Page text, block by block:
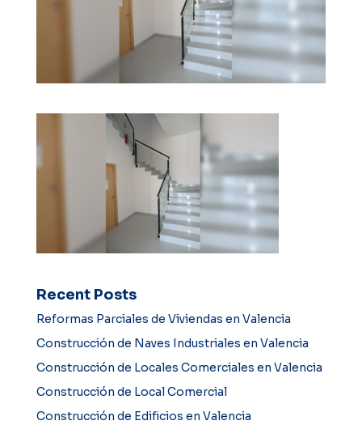
Recent Posts
Reformas Parciales de Viviendas en Valencia
Construcción de Naves Industriales en Valencia
Construcción de Locales Comerciales en Valencia
Construcción de Local Comercial
Construcción de Edificios en Valencia